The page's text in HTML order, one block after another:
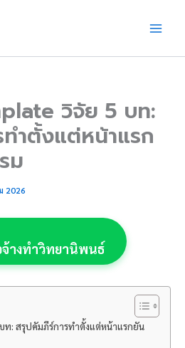
วิจัย 5 บท:
ำตั้งแต่หน้าแรก
ม
2026
างทำวิทยานิพนธ์
ท: สรุปคัมภีร์การทำตั้งแต่หน้าแรกยัน